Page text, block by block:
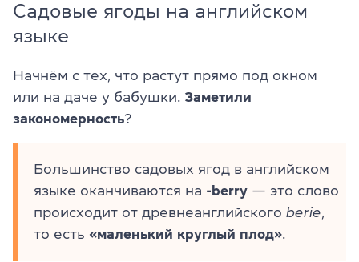
Садовые ягоды на английском
языке
Начнём с тех, что растут прямо под окном
или на даче у бабушки. Заметили
закономерность?
Большинство садовых ягод в английском
языке оканчиваются на -berry — это слово
происходит от древнеанглийского berie
то есть «маленький круглый плод»